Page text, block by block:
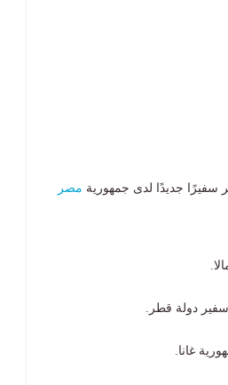
سفيرًا جديدًا لدى جمهورية مصر
دولة قطر.
غانا.